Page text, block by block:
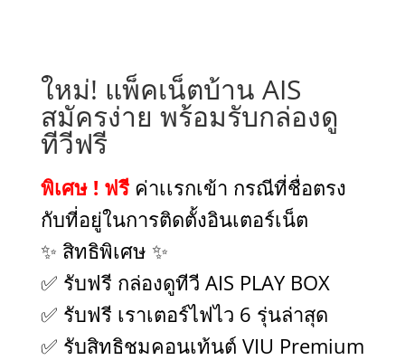
ใหม่! แพ็คเน็ตบ้าน AIS
สมัครง่าย พร้อมรับกล่องดู
ทีวีฟรี
พิเศษ ! ฟรี ค่าเเรกเข้า กรณีที่ชื่อตรง
กับที่อยู่ในการติดตั้งอินเตอร์เน็ต
✨ สิทธิพิเศษ ✨
✅ รับฟรี กล่องดูทีวี AIS PLAY BOX
✅ รับฟรี เราเตอร์ไฟไว 6 รุ่นล่าสุด
✅ รับสิทธิชมคอนเท้นต์ VIU Premium